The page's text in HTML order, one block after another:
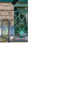
Next